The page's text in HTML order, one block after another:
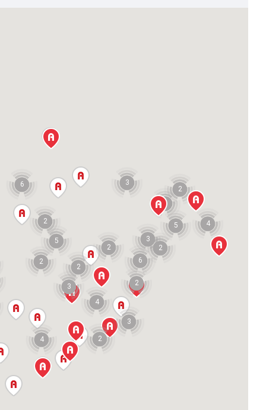
6
2
4
5
3
2
2
4
3
3
2
2
6
5 4
2
3
2
8
2